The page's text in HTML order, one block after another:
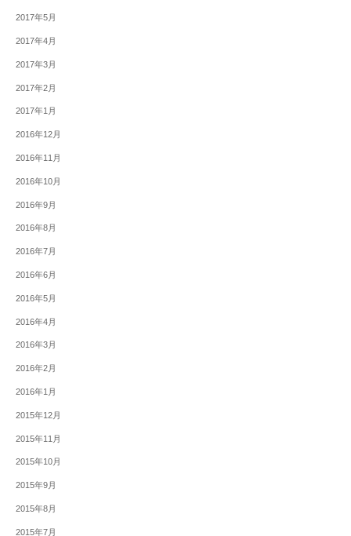
2017年5月
2017年4月
2017年3月
2017年2月
2017年1月
2016年12月
2016年11月
2016年10月
2016年9月
2016年8月
2016年7月
2016年6月
2016年5月
2016年4月
2016年3月
2016年2月
2016年1月
2015年12月
2015年11月
2015年10月
2015年9月
2015年8月
2015年7月